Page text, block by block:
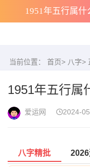
1951年五行属
当前位置： 首页> 八字>
1951年五行属
爱运网 2024-
八字精批